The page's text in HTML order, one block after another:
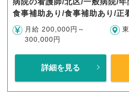
病院の看護師/北区/一般病院/
食事補助あり/食事補助あり/正
月給 200,000円～
300,000円
詳細を見る